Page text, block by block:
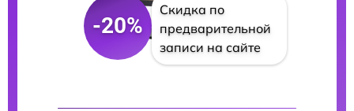
-20%
Скидка по
предварительной
записи на сайте